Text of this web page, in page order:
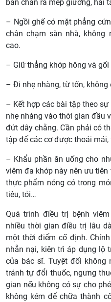
bàn chân ra mép giường, hai
– Ngồi ghế có mặt phẳng
chân chạm sàn nhà, không
cao.
– Giữ thẳng khớp hông và
– Đi nhẹ nhàng, từ tốn, không
– Kết hợp các bài tập theo
nhẹ nhàng vào thời gian đầu
đứt dây chằng. Cần phải có
tập để các cơ được thoải mái,
– Khẩu phần ăn uống cho
viêm đa khớp này nên ưu
thực phẩm nóng có trong
tiêu, tỏi…
Quá trình điều trị bệnh
nhiều thời gian điều trị lâu
một thời điểm cố định.
nhẫn nại, kiên trì áp dụng lộ
của bác sĩ. Tuyệt đối không
tránh tự đổi thuốc, ngưng
gian nếu không có sự cho
không kém để chữa thành